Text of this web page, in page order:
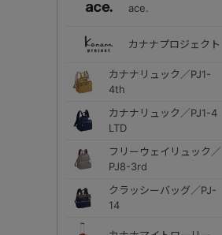
ace.
カナナプロジェクト
カナナリュック／PJ1-
4th
カナナリュック／PJ1-4
LTD
フリーウェイリュック／
PJ8-3rd
クラッシーバッグ／PJ-
14